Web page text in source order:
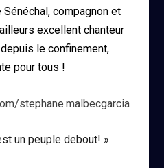
compagnon et
excellent chanteur
le confinement,
pour tous !
stephane.malbecgarcia
un peuple debout! ».